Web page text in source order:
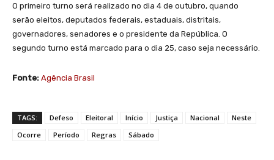
O primeiro turno será realizado no dia 4 de outubro, quando
serão eleitos, deputados federais, estaduais, distritais,
governadores, senadores e o presidente da República. O
segundo turno está marcado para o dia 25, caso seja necessário.
Fonte: Agência Brasil
TAGS: Defeso Eleitoral Início Justiça Nacional
Neste
Ocorre
Período Regras Sábado